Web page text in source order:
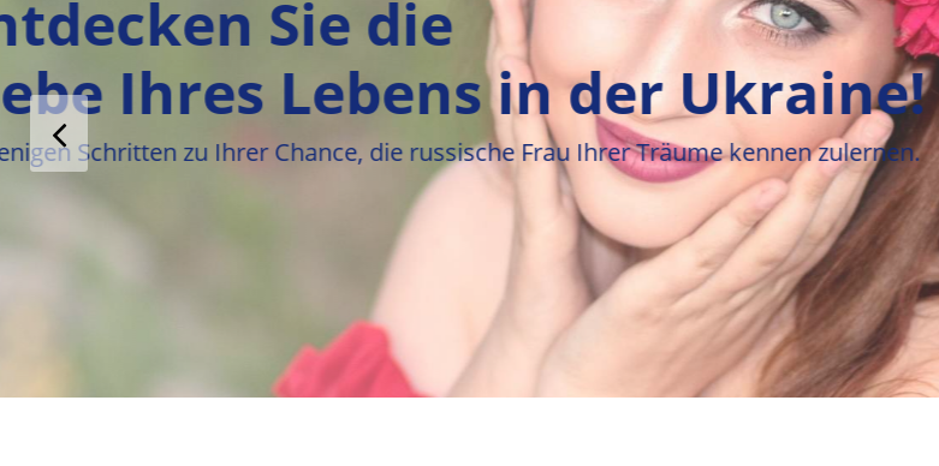
Finden Sie die
Liebe Ihres Lebens in
In wenigen Schritten zu Ihrer Chance, die weißrussische Frau Ihrer Träume